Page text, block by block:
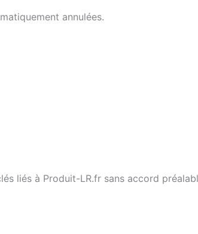
annulées.
liés à Produit-LR.fr sans accord